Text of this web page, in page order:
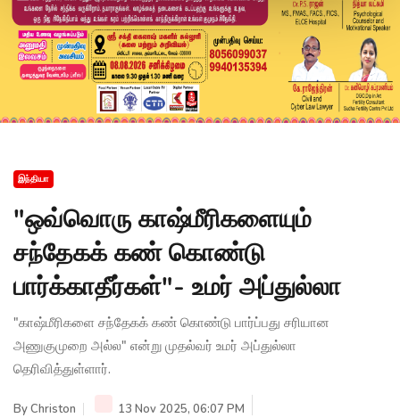
இந்தியா
"ஒவ்வொரு காஷ்மீரிகளையும்
சந்தேகக் கண் கொண்டு
பார்க்காதீர்கள்"- உமர் அப்துல்லா
"காஷ்மீரிகளை சந்தேகக் கண் கொண்டு பார்ப்பது சரியான
அணுகுமுறை அல்ல" என்று முதல்வர் உமர் அப்துல்லா
தெரிவித்துள்ளார்.
ByChriston
13 Nov 2025, 06:07 PM